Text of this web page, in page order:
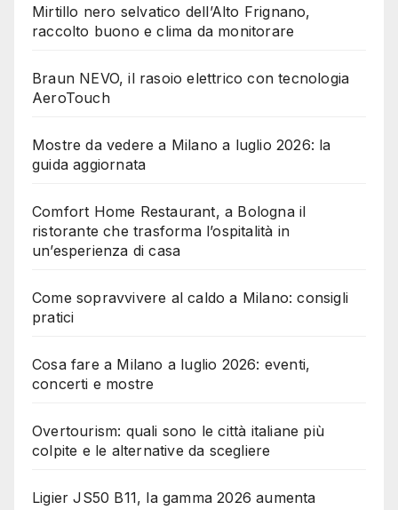
Mirtillo nero selvatico dell’Alto Frignano,
raccolto buono e clima da monitorare
Braun NEVO, il rasoio elettrico con tecnologia
AeroTouch
Mostre da vedere a Milano a luglio 2026: la
guida aggiornata
Comfort Home Restaurant, a Bologna il
ristorante che trasforma l’ospitalità in
un’esperienza di casa
Come sopravvivere al caldo a Milano: consigli
pratici
Cosa fare a Milano a luglio 2026: eventi,
concerti e mostre
Overtourism: quali sono le città italiane più
colpite e le alternative da scegliere
Ligier JS50 B11, la gamma 2026 aumenta